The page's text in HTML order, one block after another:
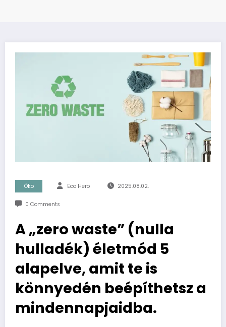
Öko Eco Hero 2025.08.02.
0 Comments
A „zero waste” (nulla
hulladék) életmód 5
alapelve, amit te is
könnyedén beépíthetsz a
mindennapjaidba.